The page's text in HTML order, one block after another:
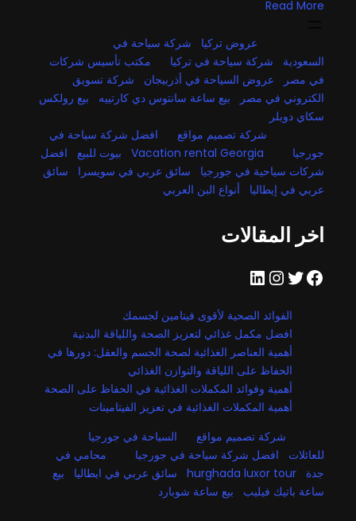
Read More
عروض تركيا
شركة سياحة في
السعودية
شركة سياحة في تركيا
مكتب تأسيس شركات
في مصر
عروض السياحة في أذربيجان
شركة تسويق
الكتروني في مصر
بيع ساعة سانتوس دي كارتييه
بيع رولكس
سكاي دويلر
شركة تصميم مواقع
افضل شركة سياحة في
جورجيا
Vacation rental Georgia بيوت للبيع
افضل
شركات سياحية في جورجيا
سائق عربي في سويسرا
سائق
عربي في إيطاليا
أنواع البن العربي
اخر المقالات
فيسبوك تويتر إنستجرام لينكد إن
الفوائد الصحية لأقوى فيتامين لجسمك
افضل مكمل غذائي لتعزيز الصحة واللياقة البدنية
أهمية العناصر الغذائية لصحة الجسم والعقل: دورها في
الحفاظ على اللياقة والتوازن الغذائي
أهمية وفوائد المكملات الغذائية في الحفاظ على الصحة
أهمية المكملات الغذائية في تعزيز الفيتامينات
شركة تصميم مواقع
السياحة في جورجيا
للعائلات
افضل شركة سياحة في جورجيا
محامي في
جدة
hurghada luxor tour سائق عربي في ايطاليا
بيع
ساعة باتيك فيليب
بيع ساعة شوبارد